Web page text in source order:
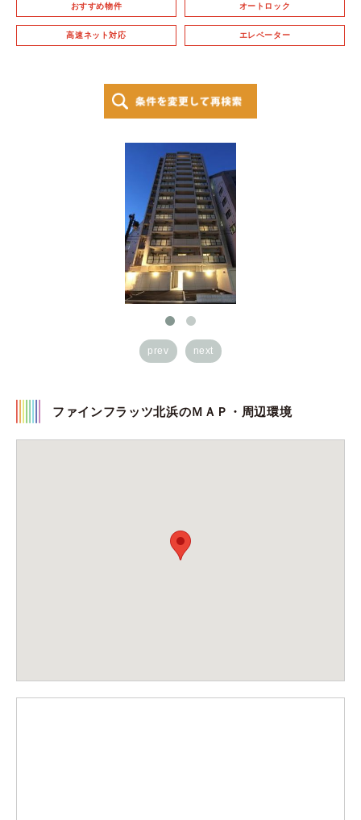
おすすめ物件 オートロック
高速ネット対応 エレベーター
prev next
ファインフラッツ北浜のＭＡＰ・周辺環境